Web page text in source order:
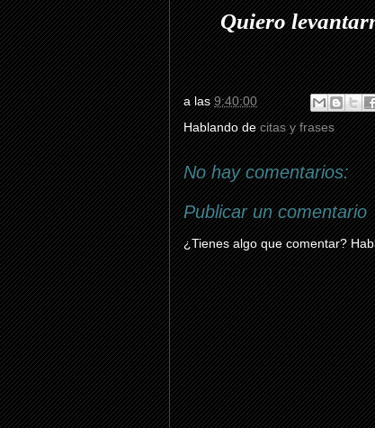
Quiero
a las9:40:00
Hablando decitas y frases
No hay comentarios:
Publicar un comentario
¿Tienes algo que comentar?